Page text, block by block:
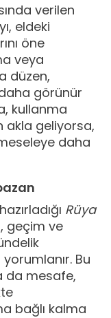
verilen
eldeki
öne
veya
düzen,
görünür
kullanma
akla geliyorsa,
daha
Rüya
geçim ve
Bu
da mesafe,
bağlı kalma